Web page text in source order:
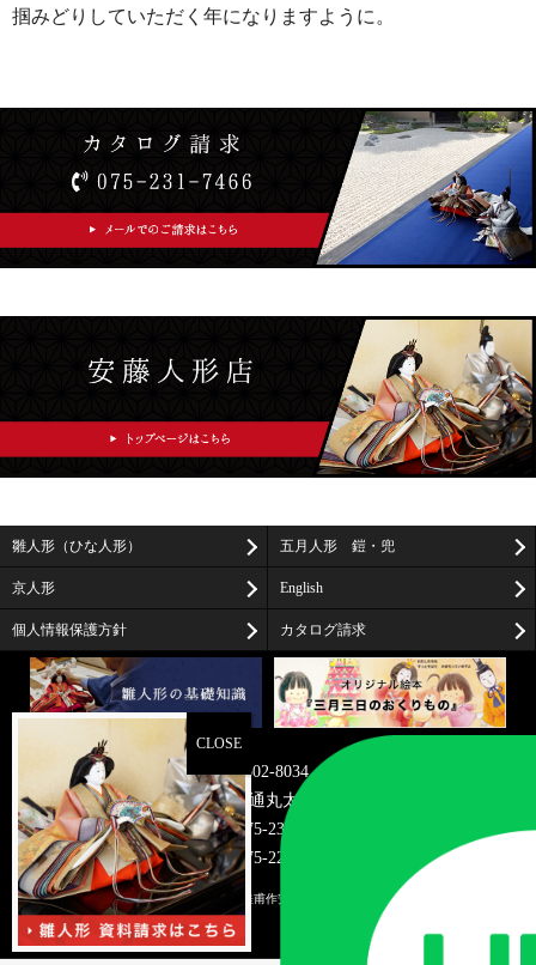
掴みどりしていただく年になりますように。
雛人形（ひな人形） 五月人形 鎧・兜
京人形 English
個人情報保護方針 カタログ請求
〒602-8034
京都市上京区油小路通丸太町上る米屋町273-2
TEL075-231-7466
FAX075-221-0583
© 2026 雛人形・京雛・京人形の桂甫作安藤人形店/京都 . All rights reserved.